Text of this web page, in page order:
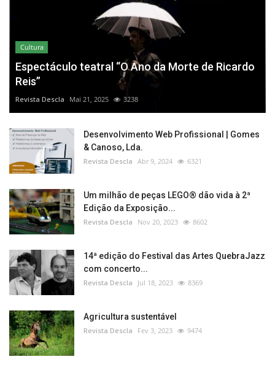
Cultura
Espectáculo teatral “O Ano da Morte de Ricardo
Reis”
Revista Descla Mai 21, 2025 3238
Desenvolvimento Web Profissional | Gomes
& Canoso, Lda.
Revista Descla Abr 9, 2024 6321
Um milhão de peças LEGO® dão vida à 2ª
Edição da Exposição...
Revista Descla Nov 20, 2023 8602
14ª edição do Festival das Artes QuebraJazz
com concerto...
Revista Descla Jul 18, 2023 8369
Agricultura sustentável
Revista Descla Fev 3, 2023 9474